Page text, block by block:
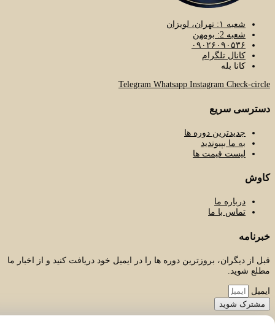
شعبه ۱: تهران، لویزان
شعبه 2: بومهن
۰۹۰۲۶۰۹۰۵۳۶
کانال تلگرام
کانا بله
Telegram Whatsapp Instagram Check-circle
دسترسی سریع
جدیدترین دوره ها
به ما بپیوندید
لیست قیمت ها
کاوش
درباره ما
تماس با ما
خبرنامه
قبل از دیگران، بروزترین دوره ها را در ایمیل خود دریافت کنید و از اخبار ما
مطلع شوید.
ایمیل
مشترک شوید